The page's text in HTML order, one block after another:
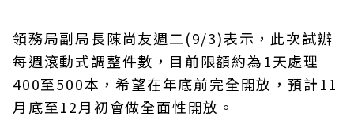
領務局副局長陳尚友週二(9/3)表示，此次試辦
每週滾動式調整件數，目前限額約為1天處理
400至500本，希望在年底前完全開放，預計11
月底至12月初會做全面性開放。